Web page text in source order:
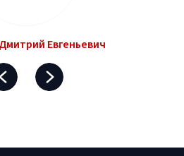
Евгеньевич